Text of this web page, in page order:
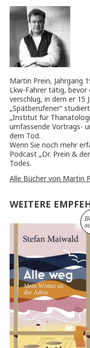
Martin Prein, Jahrgang
Lkw-Fahrer tätig,
verschlug, in dem er 15
„Spätberufener“
„Institut für
umfassende Vortrags-
dem Tod.
Wenn Sie noch mehr
Podcast „Dr. Prein &
Todes.
Alle Bücher von Martin
WEITERE